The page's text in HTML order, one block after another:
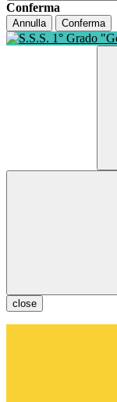
Conferma
Annulla Conferma
close